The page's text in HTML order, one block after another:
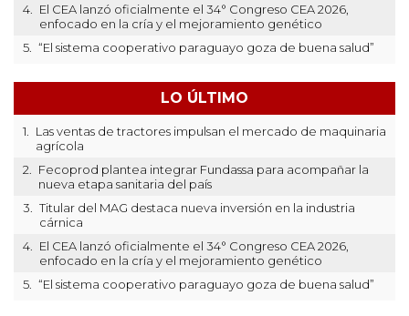
4.
El CEA lanzó oficialmente el 34° Congreso CEA 2026,
enfocado en la cría y el mejoramiento genético
5.
“El sistema cooperativo paraguayo goza de buena salud”
LO ÚLTIMO
1.
Las ventas de tractores impulsan el mercado de maquinaria
agrícola
2.
Fecoprod plantea integrar Fundassa para acompañar la
nueva etapa sanitaria del país
3.
Titular del MAG destaca nueva inversión en la industria
cárnica
4.
El CEA lanzó oficialmente el 34° Congreso CEA 2026,
enfocado en la cría y el mejoramiento genético
5.
“El sistema cooperativo paraguayo goza de buena salud”